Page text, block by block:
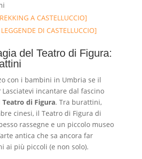
A CASTELLUCCIO]
DI CASTELLUCCIO]
del Teatro di Figura:
con i bambini in Umbria se il
Lasciatevi incantare dal fascino
Teatro di Figura. Tra burattini,
cinesi, il Teatro di Figura di
rassegne e un piccolo museo
antica che sa ancora far
ai più piccoli (e non solo).